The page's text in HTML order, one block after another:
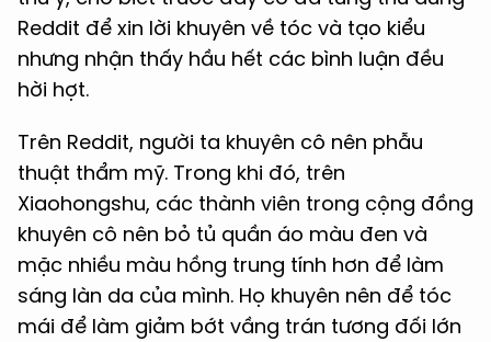
Reddit để xin lời khuyên về tóc và tạo kiểu
nhưng nhận thấy hầu hết các bình luận đều
hời hợt.
Trên Reddit, người ta khuyên cô nên phẫu
thuật thẩm mỹ. Trong khi đó, trên
Xiaohongshu, các thành viên trong cộng đồng
khuyên cô nên bỏ tủ quần áo màu đen và
mặc nhiều màu hồng trung tính hơn để làm
sáng làn da của mình. Họ khuyên nên để tóc
mái để làm giảm bớt vầng trán tương đối lớn